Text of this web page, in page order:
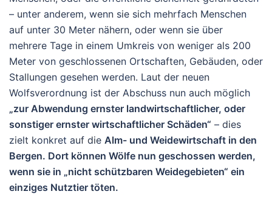
– unter anderem, wenn sie sich mehrfach Menschen
auf unter 30 Meter nähern, oder wenn sie über
mehrere Tage in einem Umkreis von weniger als 200
Meter von geschlossenen Ortschaften, Gebäuden, oder
Stallungen gesehen werden. Laut der neuen
Wolfsverordnung ist der Abschuss nun auch möglich
„zur Abwendung ernster landwirtschaftlicher, oder
sonstiger ernster wirtschaftlicher Schäden“ – dies
zielt konkret auf die Alm- und Weidewirtschaft in den
Bergen. Dort können Wölfe nun geschossen werden,
wenn sie in „nicht schützbaren Weidegebieten“ ein
einziges Nutztier töten.